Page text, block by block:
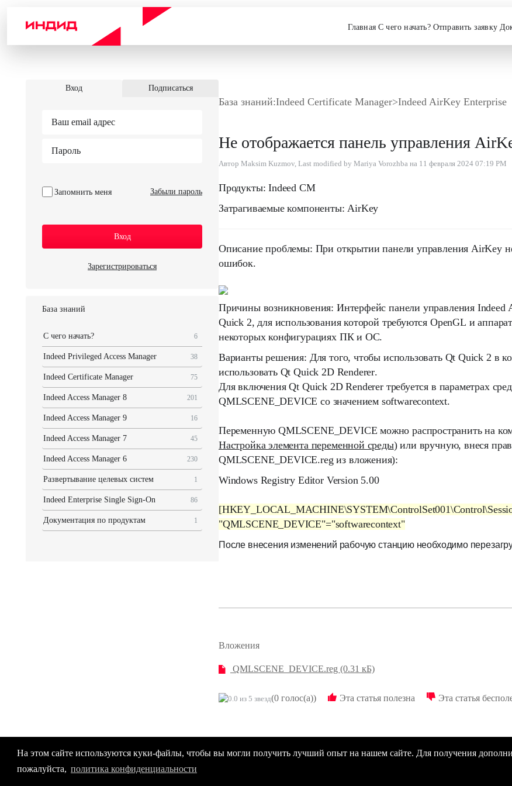
На этом сайте используются куки-файлы, чтобы вы могли получить лучший опыт на нашем сайте. Для получения
пожалуйста, политика конфиденциальности
Главная С чего начать? Отправить заявку
Вход Подписаться
Запомнить меня Забыли пароль
Зарегистрироваться
База знаний
6
С чего начать?
38
Indeed Privileged Access Manager
75
Indeed Certificate Manager
201
Indeed Access Manager 8
16
Indeed Access Manager 9
45
Indeed Access Manager 7
230
Indeed Access Manager 6
1
Развертывание целевых систем
86
Indeed Enterprise Single Sign-On
1
Документация по продуктам
База знаний:Indeed Certificate Manager>Indeed AirKey Enterprise
Не отображается панель управления
Автор Maksim Kuzmov, Last modified by Mariya Vorozhba на 11 февраля 2024 07:19 PM
Продукты: Indeed CM
Затрагиваемые компоненты: AirKey
Описание проблемы: При открытии панели управления AirKey
ошибок.
Причины возникновения: Интерфейс панели управления Indeed
Quick 2, для использования которой требуются OpenGL и
некоторых конфигурациях ПК и ОС.
Варианты решения: Для того, чтобы использовать Qt Quick 2 в
использовать Qt Quick 2D Renderer.
Для включенияQt Quick 2D Rendererтребуется в параметрах
QMLSCENE_DEVICE со значением softwarecontext.
ПеременнуюQMLSCENE_DEVICE можно распространить на
Настройка элемента переменной среды) или вручную, внеся
QMLSCENE_DEVICE.reg из вложения):
Windows Registry Editor Version 5.00
"QMLSCENE_DEVICE"="softwarecontext"
После внесения изменений рабочую станцию необходимо
Вложения
QMLSCENE_DEVICE.reg (0.31 кБ)
(0 голос(а)) Эта статья полезна Эта статья